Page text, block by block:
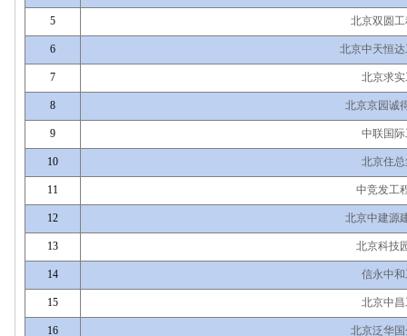
5 北京双圆
6 北京中天恒
7 北京求
8 北京京园诚
9 中联国
10 北京住
11 中竞发工
12 北京中建源
13 北京科技
14 信永中
15 北京中
16 北京泛华